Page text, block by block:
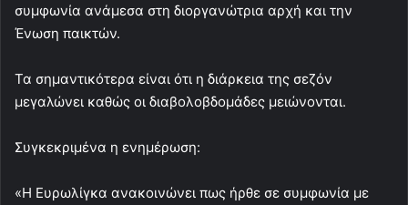
συμφωνία ανάμεσα στη διοργανώτρια αρχή και την
Ένωση παικτών.
Τα σημαντικότερα είναι ότι η διάρκεια της σεζόν
μεγαλώνει καθώς οι διαβολοβδομάδες μειώνονται.
Συγκεκριμένα η ενημέρωση:
«Η Ευρωλίγκα ανακοινώνει πως ήρθε σε συμφωνία με